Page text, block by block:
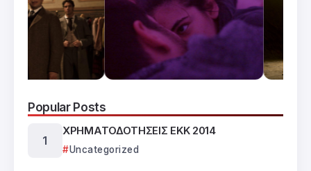
Popular Posts
ΧΡΗΜΑΤΟΔΟΤΗΣΕΙΣ ΕΚΚ 2014
Uncategorized